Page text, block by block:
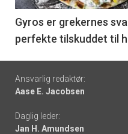
6
Gyros er grekernes
perfekte tilskuddet til
Footer
-
links
Ansvarlig redaktør:
Aase E. Jacobsen
Daglig leder:
Jan H. Amundsen